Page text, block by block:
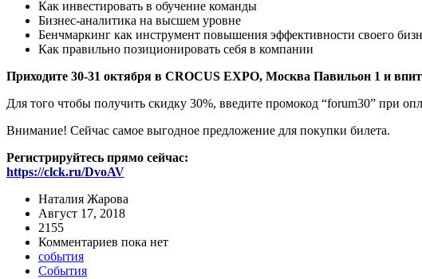
Как инвестировать в обучение команды
Бизнес-аналитика на высшем уровне
Бенчмаркинг как инструмент повышения эффективности своего
Как правильно позиционировать себя в компании
Приходите 30-31 октября в CROCUS EXPO, Москва Павильон 1 и
Для того чтобы получить скидку 30%, введите промокод “forum30” при
Внимание! Сейчас самое выгодное предложение для покупки билета.
Регистрируйтесь прямо сейчас:
https://clck.ru/DvoAV
Наталия Жарова
Август 17, 2018
2155
Комментариев пока нет
события
События